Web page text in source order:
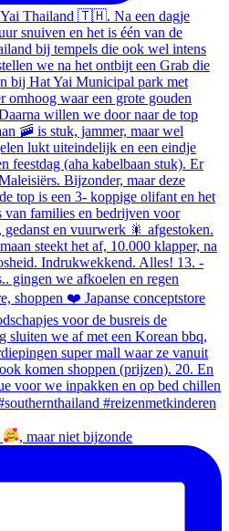
, maar niet bijzonde